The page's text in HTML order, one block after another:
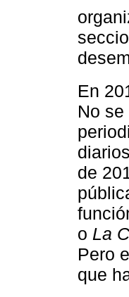
En
No
de
o La
Pero
que